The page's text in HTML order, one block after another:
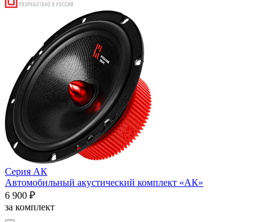
Серия АК
Автомобильный акустический комплект «АК»
6 900 ₽
за комплект